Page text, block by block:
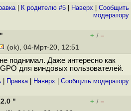
| К родителю #5 Наверх
Cообщить
модератору
+ / –
(ok), 04-Мрт-20, 12:51
поднимал. Даже интересно как
для виндовых пользователей.
Правка| Наверх Cообщить модератору
" + / –